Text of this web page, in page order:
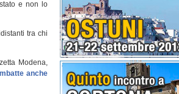
e non lo
tra chi
Modena,
anche